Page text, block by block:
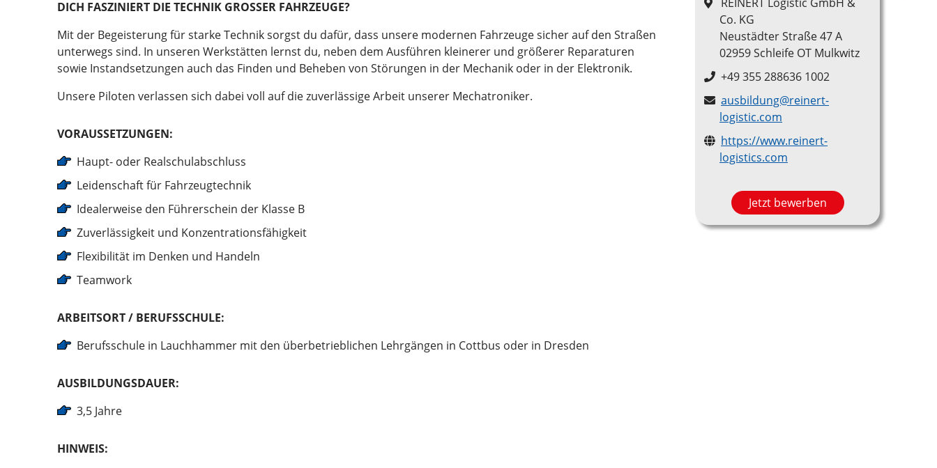
DICH FASZINIERT DIE TECHNIK GROSSER FAHRZEUGE?
Mit der Begeisterung für starke Technik sorgst du dafür, dass unsere modernen Fahrzeuge sicher auf den Straßen
unterwegs sind. In unseren Werkstätten lernst du, neben dem Ausführen kleinerer und größerer Reparaturen
sowie Instandsetzungen auch das Finden und Beheben von Störungen in der Mechanik oder in der Elektronik.
Unsere Piloten verlassen sich dabei voll auf die zuverlässige Arbeit unserer Mechatroniker.
VORAUSSETZUNGEN:
Haupt- oder Realschulabschluss
Leidenschaft für Fahrzeugtechnik
Idealerweise den Führerschein der Klasse B
Zuverlässigkeit und Konzentrationsfähigkeit
Flexibilität im Denken und Handeln
Teamwork
ARBEITSORT / BERUFSSCHULE:
Berufsschule in Lauchhammer mit den überbetrieblichen Lehrgängen in Cottbus oder in Dresden
AUSBILDUNGSDAUER:
3,5 Jahre
HINWEIS:
Co. KG
Neustädter Straße 47 A
02959 Schleife OT Mulkwitz
+49 355 288636 1002
ausbildung@reinert-
logistic.com
https://www.reinert-
logistics.com
Jetzt bewerben